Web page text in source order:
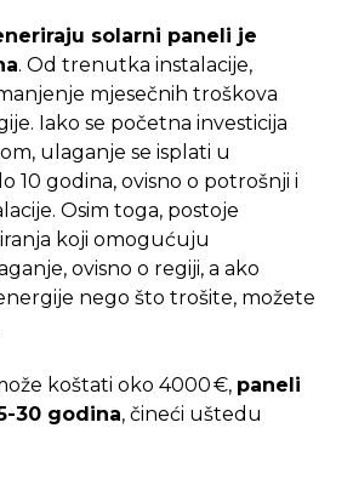
solarni paneli je
. Od trenutka instalacije,
mjesečnih troškova
Iako se početna investicija
ulaganje se isplati u
10 godina, ovisno o potrošnji i
Osim toga, postoje
koji omogućuju
ovisno o regiji, a ako
nego što trošite, možete
koštati oko 4000 €, paneli
30 godina, čineći uštedu